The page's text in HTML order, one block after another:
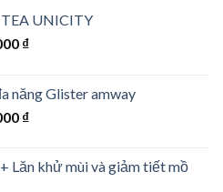
TEA UNICITY
₫.
₫Current
439.000 ₫.
năng Glister amway
₫.
₫Current
105.000 ₫.
Lăn khử mùi và giảm tiết mồ